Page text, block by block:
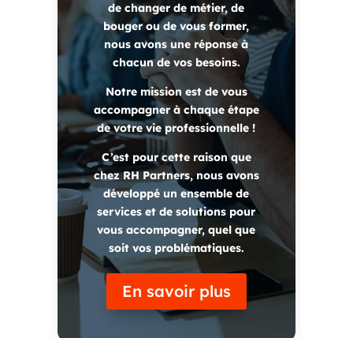
de changer de métier, de
bouger ou de vous former,
nous avons une réponse à
chacun de vos besoins.
Notre mission est de vous
accompagner à chaque étape
de votre vie professionnelle !
C’est pour cette raison que
chez RH Partners, nous avons
développé un ensemble de
services et de solutions pour
vous accompagner, quel que
soit vos problématiques.
En savoir plus